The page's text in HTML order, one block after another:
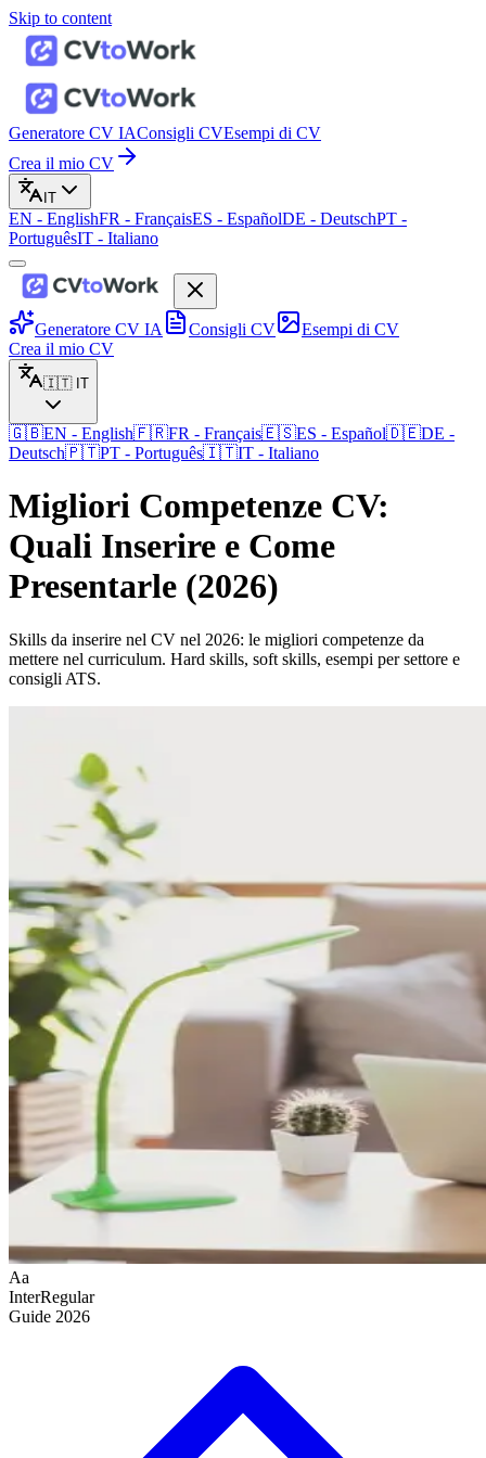
Skip to content
Generatore CV IAConsigli CVEsempi di CV
Crea il mio CV
IT
EN - EnglishFR - FrançaisES - EspañolDE - DeutschPT -
PortuguêsIT - Italiano
Generatore CV IA Consigli CV
Esempi di CV
Crea il mio CV
🇮🇹 IT
🇬🇧EN - English🇫🇷FR - Français🇪🇸ES - Español🇩🇪DE -
Deutsch🇵🇹PT - Português🇮🇹IT - Italiano
Migliori Competenze CV:
Quali Inserire e Come
Presentarle (2026)
Skills da inserire nel CV nel 2026: le migliori competenze da
mettere nel curriculum. Hard skills, soft skills, esempi per settore e
consigli ATS.
Aa
InterRegular
Guide 2026